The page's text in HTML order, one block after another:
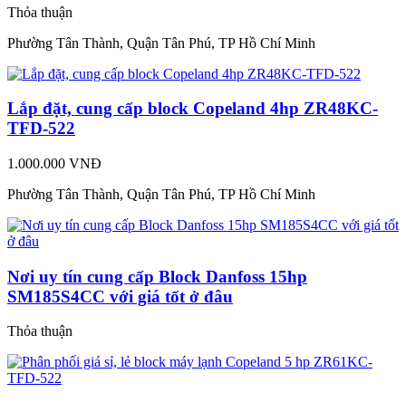
Thỏa thuận
Phường Tân Thành, Quận Tân Phú, TP Hồ Chí Minh
Lắp đặt, cung cấp block Copeland 4hp ZR48KC-
TFD-522
1.000.000 VNĐ
Phường Tân Thành, Quận Tân Phú, TP Hồ Chí Minh
Nơi uy tín cung cấp Block Danfoss 15hp
SM185S4CC với giá tốt ở đâu
Thỏa thuận